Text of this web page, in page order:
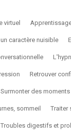
virtuel
caractère nuisible
Retrouver
Surmonter des
sommeil Traiter
Troubles digestifs et